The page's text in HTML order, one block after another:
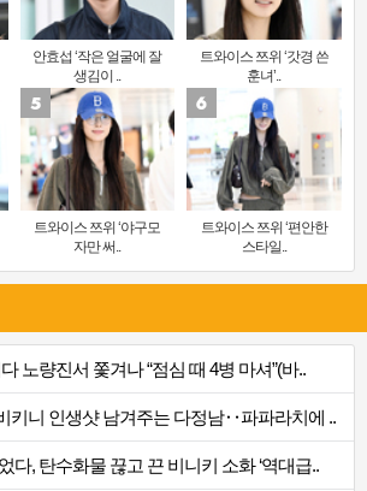
안효섭 ‘작은 얼굴에 잘
생김이 ..
트와이스 쯔위 ‘갓경 쓴
훈녀’..
트와이스 쯔위 ‘야구모
자만 써..
트와이스 쯔위 ‘편안한
스타일..
노량진서 쫓겨나 “점심 때 4병 마셔”(바..
키니 인생샷 남겨주는 다정남‥파파라치에 ..
다, 탄수화물 끊고 끈 비니키 소화 ‘역대급..